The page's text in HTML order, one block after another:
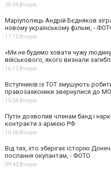
20:54,Вчора
Маріуполець Андрій Бєдняков
новому українському фільмі, -
17:15,Вчора
«Ми не будемо ховати чужу
військового, якого визнали
16:17,Вчора
Вступників із ТОТ змушують
правозахисники звернулися до
15:04,Вчора
Путін дозволив членам банд і
контракти з армією РФ
10:56,Вчора
Від тих, хто зберігає історію
послання окупантам, - ФОТО
09:43,Вчора